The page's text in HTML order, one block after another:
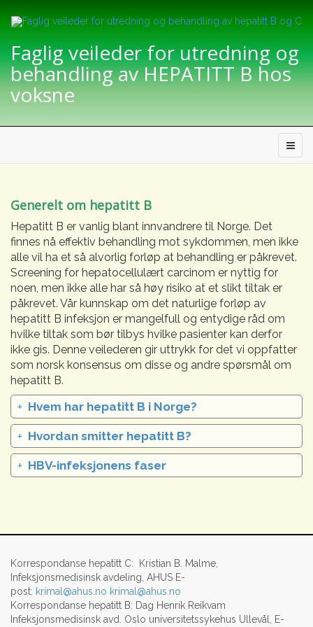
Faglig veileder for utredning og
behandling av HEPATITT B hos
voksne
Generelt om hepatitt B
Hepatitt B er vanlig blant innvandrere til Norge. Det
finnes nå effektiv behandling mot sykdommen, men ikke
alle vil ha et så alvorlig forløp at behandling er påkrevet.
Screening for hepatocellulært carcinom er nyttig for
noen, men ikke alle har så høy risiko at et slikt tiltak er
påkrevet. Vår kunnskap om det naturlige forløp av
hepatitt B infeksjon er mangelfull og entydige råd om
hvilke tiltak som bør tilbys hvilke pasienter kan derfor
ikke gis. Denne veilederen gir uttrykk for det vi oppfatter
som norsk konsensus om disse og andre spørsmål om
hepatitt B.
+ Hvem har hepatitt B i Norge?
+ Hvordan smitter hepatitt B?
+ HBV-infeksjonens faser
Korrespondanse hepatitt C: Kristian B. Malme,
Infeksjonsmedisinsk avdeling, AHUS E-
post: krimal@ahus.no krimal@ahus.no
Korrespondanse hepatitt B: Dag Henrik Reikvam
Infeksjonsmedisinsk avd. Oslo universitetssykehus Ullevål, E-